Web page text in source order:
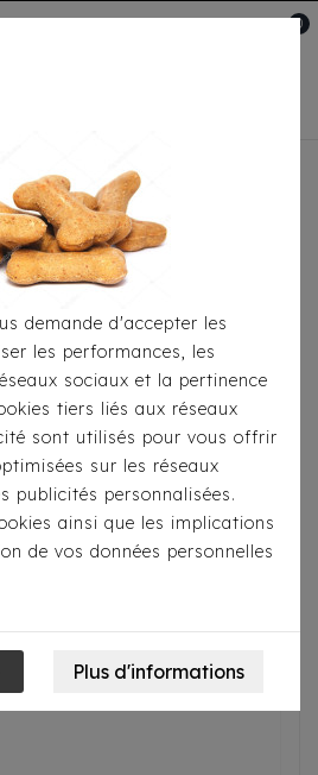
0
Pour
Imperméable Milk &
Thelma
demande d'accepter les
les performances, les
sociaux et la pertinence
tiers liés aux réseaux
sont utilisés pour vous offrir
sur les réseaux
publicités personnalisées.
ainsi que les implications
de vos données personnelles